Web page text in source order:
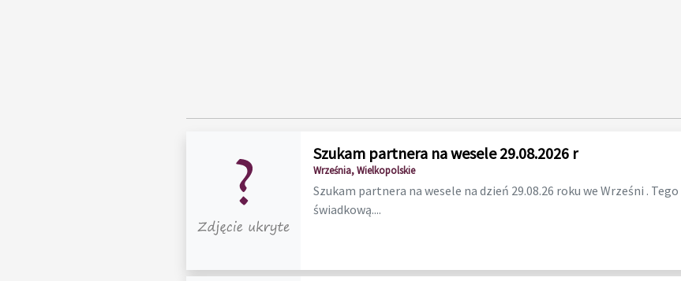
Szukam partnera na wesele 29.08.2026 r
Września, Wielkopolskie
Szukam partnera na wesele na dzień 29.08.26 roku we Wrześni .
świadkową....